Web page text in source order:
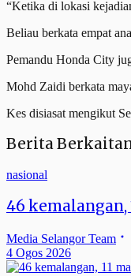
“Ketika di lokasi
Beliau berkata empat
Pemandu Honda City
Mohd Zaidi berkata
Kes disiasat mengikut
Berita
nasional
46 kemalangan,
Media Selangor Team
4 Ogos 2026